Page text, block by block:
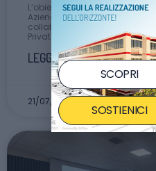
L’obiettivo comune da parte
Azienda Ospedale Università
collaborazione fattiva ed
Privato.
LEGGI TUTTO »
21/07/2026
SCOPRI
SOSTIENICI